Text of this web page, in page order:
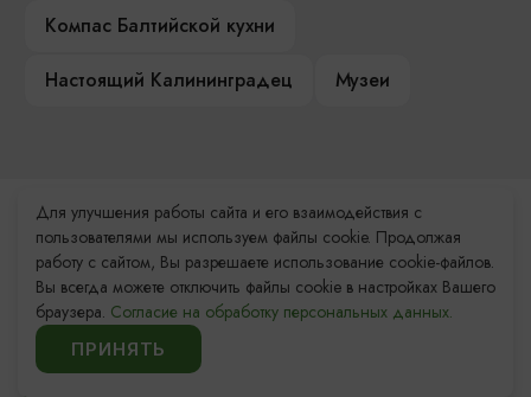
Компас Балтийской кухни
Настоящий Калининградец
Музеи
Контакты Туристского
информационного центра
+7 (4012) 555-200
8 (800) 200-55-39
Для улучшения работы сайта и его взаимодействия с
пользователями мы используем файлы cookie. Продолжая
работу с сайтом, Вы разрешаете использование cookie-файлов.
Вы всегда можете отключить файлы cookie в настройках Вашего
браузера. Согласие на обработку персональных данных.
ПРИНЯТЬ